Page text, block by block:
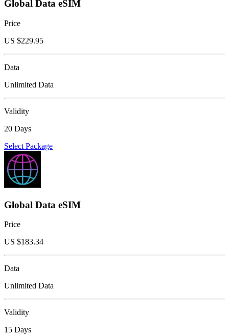
Global Data eSIM
Price
US $229.95
Data
Unlimited Data
Validity
20 Days
Select Package
Global Data eSIM
Price
US $183.34
Data
Unlimited Data
Validity
15 Days